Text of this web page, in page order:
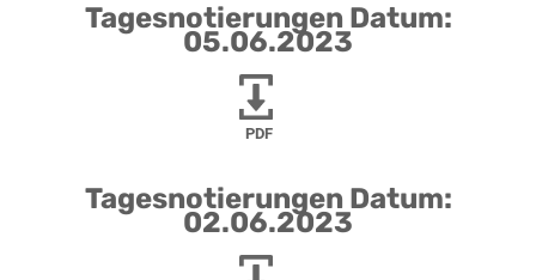
Tagesnotierungen Datum:
05.06.2023
PDF
Tagesnotierungen Datum:
02.06.2023